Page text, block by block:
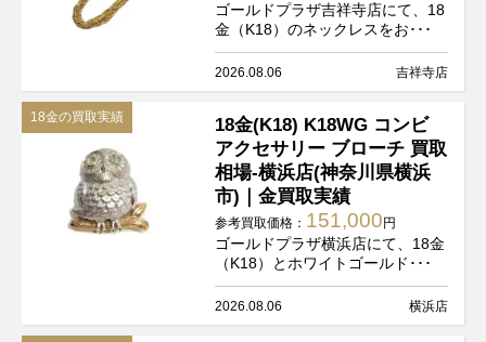
ゴールドプラザ吉祥寺店にて、18
金（K18）のネックレスをお･･･
2026.08.06 吉祥寺店
18金の買取実績
18金(K18) K18WG コンビ
アクセサリー ブローチ 買取
相場-横浜店(神奈川県横浜
市)｜金買取実績
参考買取価格： 151,000 円
ゴールドプラザ横浜店にて、18金
（K18）とホワイトゴールド･･･
2026.08.06 横浜店